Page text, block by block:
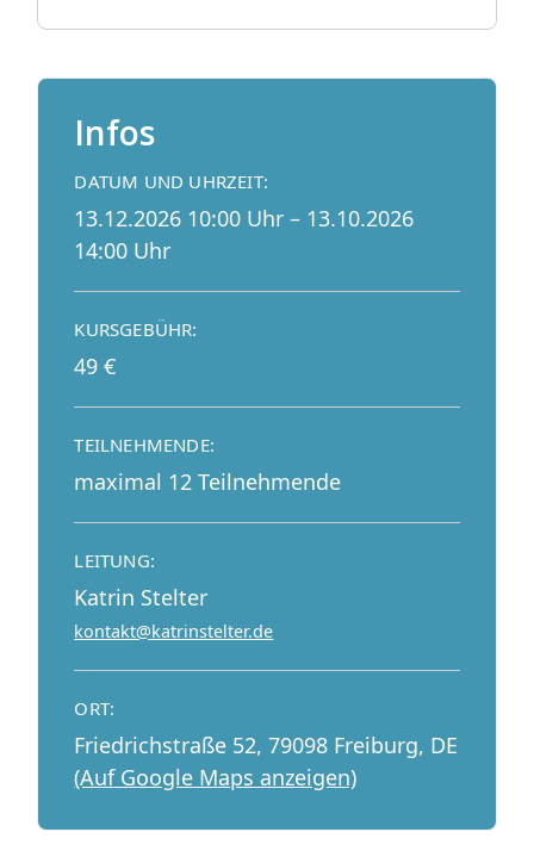
Infos
DATUM UND UHRZEIT:
13.12.2026 10:00 Uhr – 13.10.2026
14:00 Uhr
KURSGEBÜHR:
49 €
TEILNEHMENDE:
maximal 12 Teilnehmende
LEITUNG:
Katrin Stelter
kontakt@katrinstelter.de
ORT:
Friedrichstraße 52, 79098 Freiburg, DE
(Auf Google Maps anzeigen)